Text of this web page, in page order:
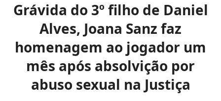
Grávida do 3º filho de Daniel
Alves, Joana Sanz faz
homenagem ao jogador um
mês após absolvição por
abuso sexual na Justiça